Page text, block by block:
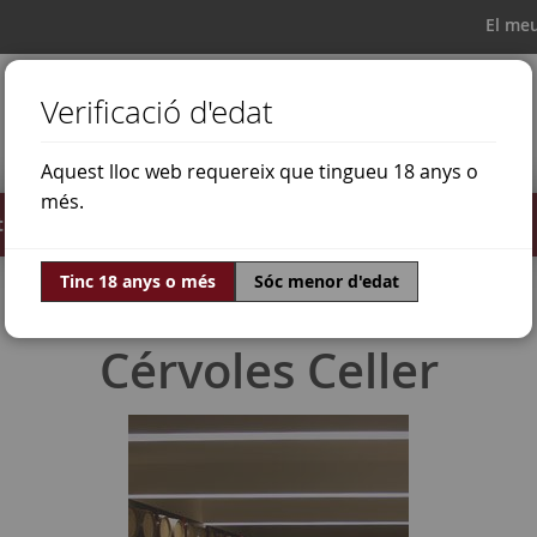
El
Cérvoles Celler
Verificació d'edat
Aquest lloc web requereix que tingueu 18 anys o
més.
Tinc 18 anys o més Sóc menor d'edat